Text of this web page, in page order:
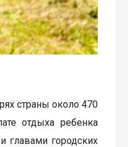
страны около 470
отдыха ребенка
главами городских